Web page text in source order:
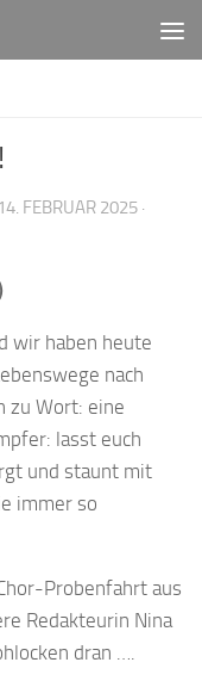
14. FEBRUAR 2025 ·
wir haben heute
nach
zu Wort: eine
lasst euch
und staunt mit
immer so
Probenfahrt aus
Redakteurin Nina
dran ….